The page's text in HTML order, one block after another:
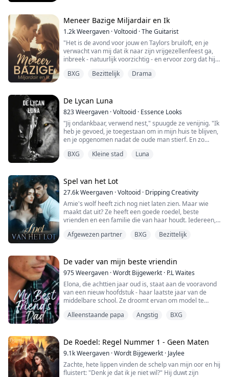
iets anders.
Leo groei...
Meneer Bazige Miljardair en Ik
1.2kWeergaven ·Voltooid ·The Guitarist
"Het is de avond voor jouw en Taylors bruiloft, en je
verwacht van mij dat ik naar zijn vrijgezellenfeest ga,
inbreek - natuurlijk voorzichtig - en ervoor zorg dat hij
"Ja."
echt gek was, wat eigenlijk liet zien dat Amaya
Peterson geen vertrouwen had in de man met wie ze
op het punt stond te trou...
BXG Bezittelijk Drama
De Lycan Luna
823Weergaven ·Voltooid · Essence Looks
"Jij ondankbaar, verwend nest," spuugde ze venijnig. "Ik
heb je gevoed, je toegestaan om in mijn huis te blijven,
en je opgenomen nadat de oude man stierf. En zo
ongehoorzaamheid."
zachte aard maakten hem blind voor de ware aard van
de vrouw die hij koos om mee te trouwen—deze mooie,
kwaadaardige, wrede st...
BXG Kleine stad Luna
Spel van het Lot
27.6kWeergaven ·Voltooid · Dripping Creativity
Amie's wolf heeft zich nog niet laten zien. Maar wie
maakt dat uit? Ze heeft een goede roedel, beste
vrienden en een familie die van haar houdt. Iedereen,
is. Totdat ze haar partner vindt en hij haar afwijst. Met
Wanneer Finlay haar vindt...
Afgewezen partner BXG Bezittelijk
De vader van mijn beste vriendin
975Weergaven ·Wordt Bijgewerkt · P.L Waites
Elona, die achttien jaar oud is, staat aan de vooravond
van een nieuw hoofdstuk - haar laatste jaar van de
middelbare school. Ze droomt ervan om model te
schuilt een geheime verliefdheid op iemand
Drie jaar geleden, na het tragische verlies van zijn
vrouw, staat meneer Crane, een pijnlij...
Alleenstaande papa Angstig BXG
De Roedel: Regel Nummer 1 - Geen Maten
9.1kWeergaven ·Wordt Bijgewerkt · Jaylee
Zachte, hete lippen vinden de schelp van mijn oor en hij
fluistert: "Denk je dat ik je niet wil?" Hij duwt zijn